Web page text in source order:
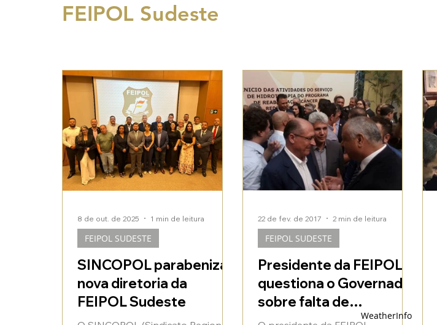
FEIPOL Sudeste
SINCOPOL parabeniza
nova diretoria da
FEIPOL Sudeste
FEIPOL SUDESTE
8 de out. de 2025 1 min de leitura
Presidente da FEIPOL
questiona o Governador
sobre falta de
funcionários na Policia
FEIPOL SUDESTE
22 de fev. de 2017 2 min de leitura
WeatherInfo